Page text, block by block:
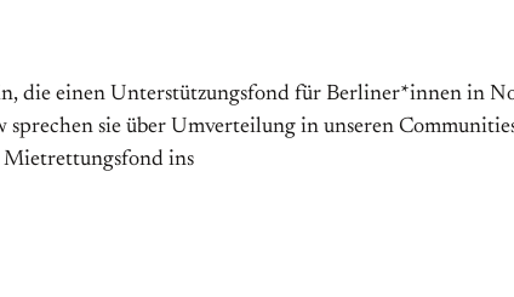
die einen Unterstützungsfond für Berliner*innen in
sie über Umverteilung in unseren
Mietrettungsfond ins